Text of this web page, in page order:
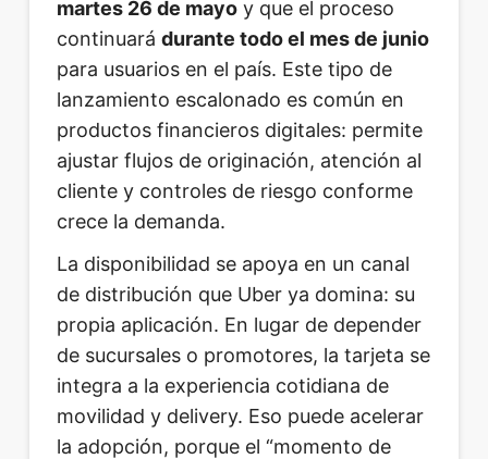
martes 26 de mayoy que el proceso
continuará durante todo el mes de junio
para usuarios en el país. Este tipo de
lanzamiento escalonado es común en
productos financieros digitales: permite
ajustar flujos de originación, atención al
cliente y controles de riesgo conforme
crece la demanda.
La disponibilidad se apoya en un canal
de distribución que Uber ya domina: su
propia aplicación. En lugar de depender
de sucursales o promotores, la tarjeta se
integra a la experiencia cotidiana de
movilidad y delivery. Eso puede acelerar
la adopción, porque el “momento de